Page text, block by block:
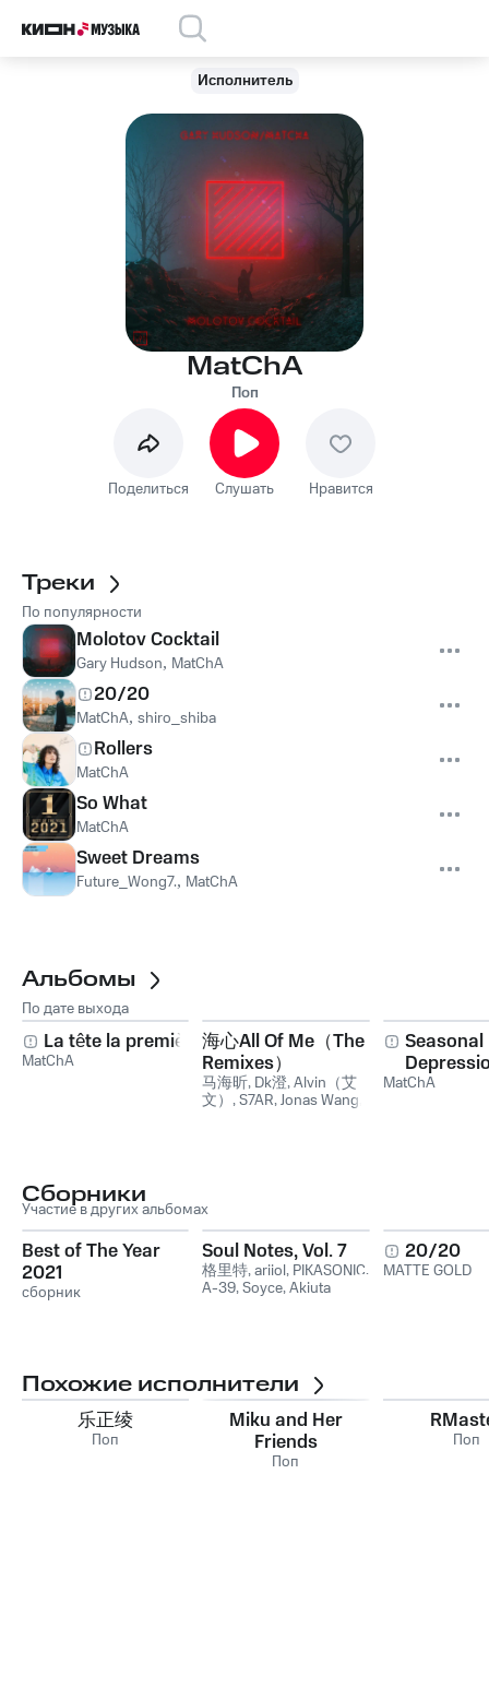
Исполнитель
MatChA
Поп
Поделиться Слушать Нравится
Треки
По популярности
Molotov Cocktail
Gary Hudson, MatChA
20/20
MatChA, shiro_shiba
Rollers
MatChA
So What
MatChA
Sweet Dreams
Future_Wong7., MatChA
Альбомы
По дате выхода
La tête la première
MatChA
海心All Of Me（The
Remixes）
马海昕, Dk澄,Alvin（艾
文）,S7AR,Jonas Wang
Seasonal
MatChA
Сборники
Участие в других альбомах
Best of The Year
2021
сборник
Soul Notes, Vol. 7
格里特,ariiol, PIKASONIC,
A-39,Soyce,Akiuta
20/20
MATTE GOLD
Похожие исполнители
乐正绫
Поп
Miku and Her
Friends
Поп
Поп